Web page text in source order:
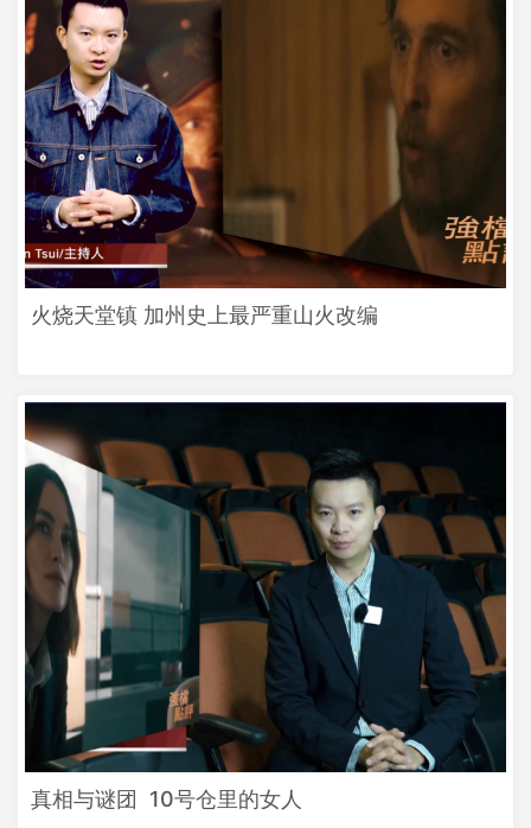
火烧天堂镇 加州史上最严重山火改编
真相与谜团 10号仓里的女人